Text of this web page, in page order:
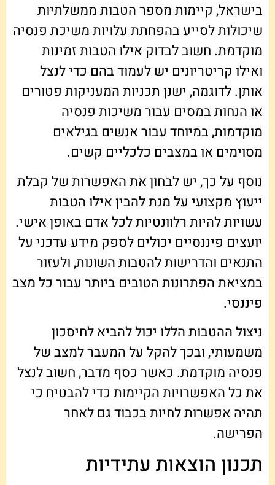
בישראל, קיימות מספר הטבות ממשלתיות
שיכולות לסייע בהפחתת עלויות משיכת פנסיה
מוקדמת. חשוב לבדוק אילו הטבות זמינות
ואילו קריטריונים יש לעמוד בהם כדי לנצל
אותן. לדוגמה, ישנן תכניות המעניקות פטורים
או הנחות במסים עבור משיכות פנסיה
מוקדמות, במיוחד עבור אנשים בגילאים
מסוימים או במצבים כלכליים קשים.
נוסף על כך, יש לבחון את האפשרות של קבלת
ייעוץ מקצועי על מנת להבין אילו הטבות
עשויות להיות רלוונטיות לכל אדם באופן אישי.
יועצים פיננסיים יכולים לספק מידע עדכני על
התנאים והדרישות להטבות השונות, ולעזור
במציאת הפתרונות הטובים ביותר עבור כל מצב
פיננסי.
ניצול ההטבות הללו יכול להביא לחיסכון
משמעותי, ובכך להקל על המעבר למצב של
פנסיה מוקדמת. כאשר כסף מדבר, חשוב לנצל
את כל האפשרויות הקיימות כדי להבטיח כי
תהיה אפשרות לחיות בכבוד גם לאחר
הפרישה.
תכנון הוצאות עתידיות